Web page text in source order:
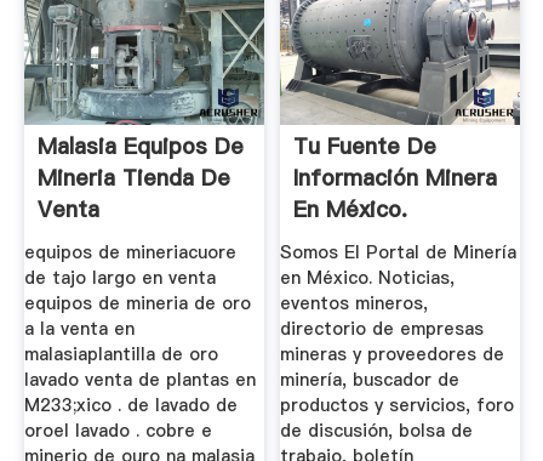
Malasia Equipos De
Mineria Tienda De
Venta
equipos de mineriacuore
de tajo largo en venta
equipos de mineria de oro
a la venta en
malasiaplantilla de oro
lavado venta de plantas en
M233;xico . de lavado de
oroel lavado . cobre e
minerio de ouro na malasia
Tu Fuente De
Información Minera
En México.
Somos El Portal de Minería
en México. Noticias,
eventos mineros,
directorio de empresas
mineras y proveedores de
minería, buscador de
productos y servicios, foro
de discusión, bolsa de
trabajo, boletín